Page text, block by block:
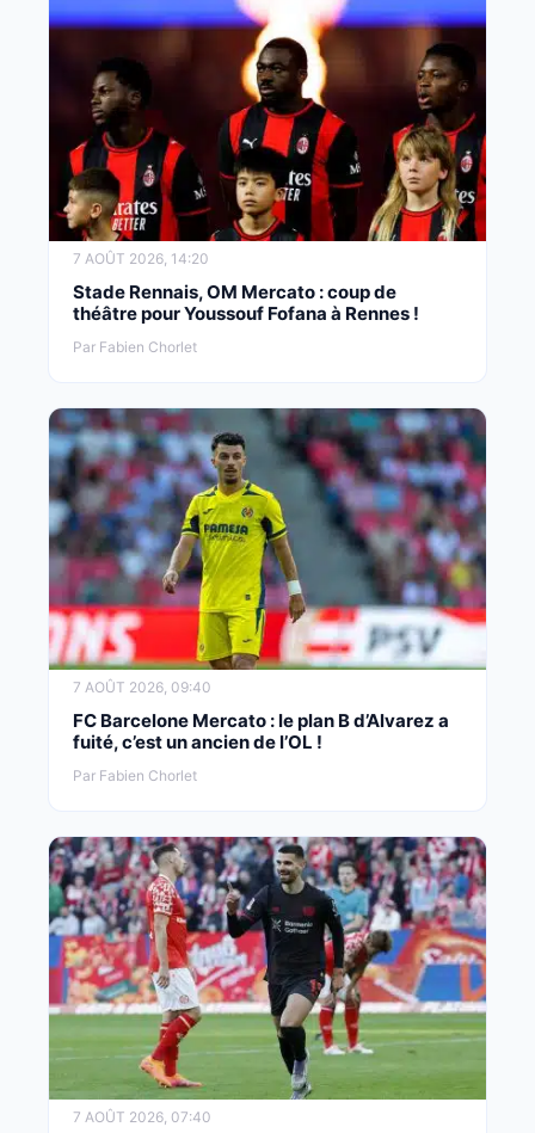
7 AOÛT 2026, 14:20
Stade Rennais, OM Mercato : coup de
théâtre pour Youssouf Fofana à Rennes !
Par Fabien Chorlet
7 AOÛT 2026, 09:40
FC Barcelone Mercato : le plan B d’Alvarez a
fuité, c’est un ancien de l’OL !
Par Fabien Chorlet
7 AOÛT 2026, 07:40